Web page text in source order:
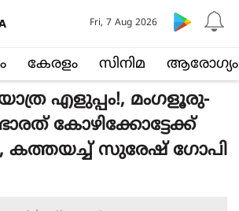
കേരളം സിനിമ ആരോഗ്യം
Fri, 7 Aug 2026
എളുപ്പം!, മംഗളൂരു-
കോഴിക്കോട്ടേക്ക്
കത്തയച്ച് സുരേഷ് ഗോപി